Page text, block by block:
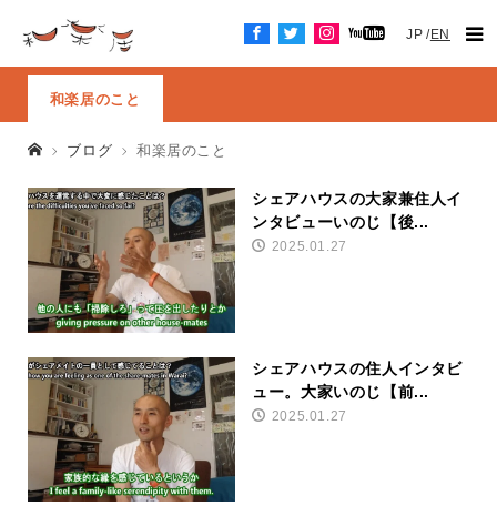
JP EN
和楽居のこと
ブログ 和楽居のこと
シェアハウスの大家兼住人イ
ンタビューいのじ【後...
2025.01.27
シェアハウスの住人インタビ
ュー。大家いのじ【前...
2025.01.27